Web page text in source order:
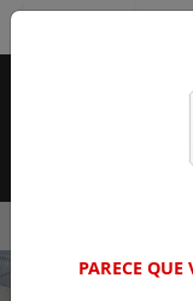
EM ALTA
PARECE